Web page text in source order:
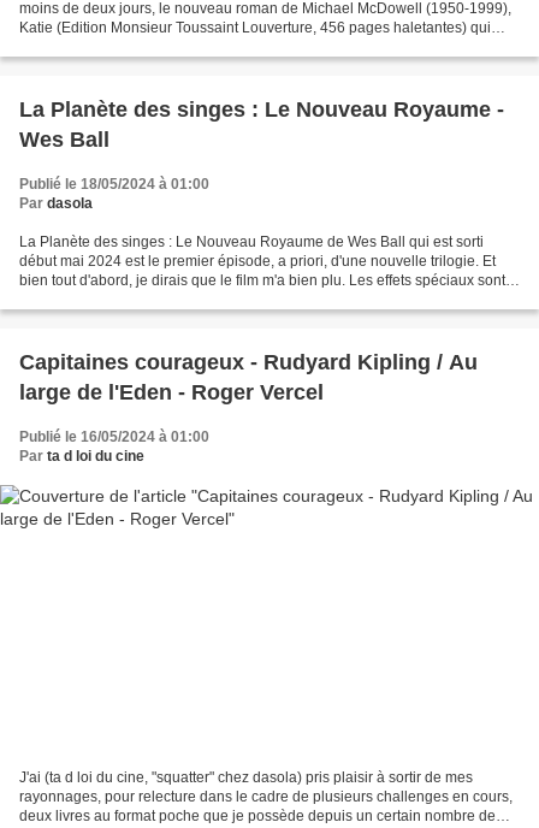
moins de deux jours, le nouveau roman de Michael McDowell (1950-1999),
Katie (Edition Monsieur Toussaint Louverture, 456 pages haletantes) qui
La Planète des singes : Le Nouveau Royaume -
Wes Ball
Publié le 18/05/2024 à 01:00
Par dasola
La Planète des singes : Le Nouveau Royaume de Wes Ball qui est sorti
début mai 2024 est le premier épisode, a priori, d'une nouvelle trilogie. Et
bien tout d'abord, je dirais que le film m'a bien plu. Les effets spéciaux sont
Capitaines courageux - Rudyard Kipling / Au
large de l'Eden - Roger Vercel
Publié le 16/05/2024 à 01:00
Par ta d loi du cine
J'ai (ta d loi du cine, "squatter" chez dasola) pris plaisir à sortir de mes
rayonnages, pour relecture dans le cadre de plusieurs challenges en cours,
deux livres au format poche que je possède depuis un certain nombre de